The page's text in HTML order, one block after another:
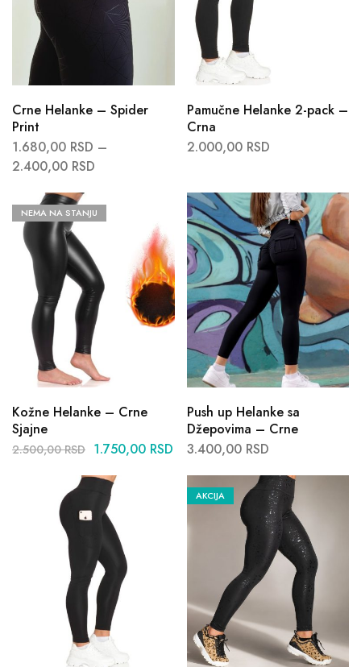
Crne Helanke – Spider
Print
1.680,00 RSD –
2.400,00 RSD
Pamučne Helanke 2-pack –
Crna
2.000,00 RSD
NEMA NA STANJU
Kožne Helanke – Crne
Sjajne
2.500,00RSD 1.750,00 RSD
Push up Helanke sa
Džepovima – Crne
3.400,00 RSD
AKCIJA